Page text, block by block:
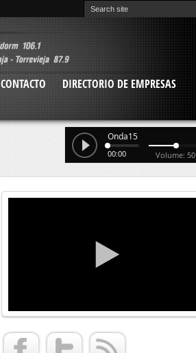
CONTACTO
DIRECTORIO DE EMPRESAS
Onda15
00:00 Volume: 50